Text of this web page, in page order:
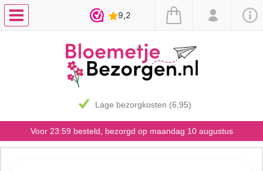
Lage bezorgkosten (6,95)
Voor 23:59 besteld, bezorgd op maandag 10 augustus